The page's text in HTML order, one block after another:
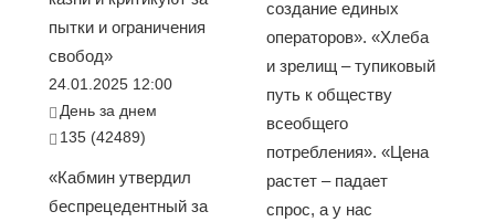
пытки и ограничения
свобод»
24.01.2025 12:00
День за днем
135 (42489)
«Кабмин утвердил
беспрецедентный за
создание единых
операторов». «Хлеба
и зрелищ – тупиковый
путь к обществу
всеобщего
потребления». «Цена
растет – падает
спрос, а у нас